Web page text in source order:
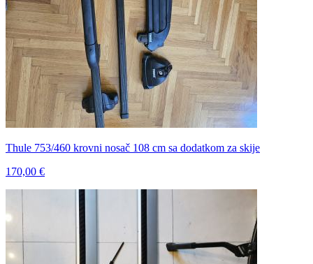
Thule 753/460 krovni nosač 108 cm sa dodatkom za skije
170,00 €